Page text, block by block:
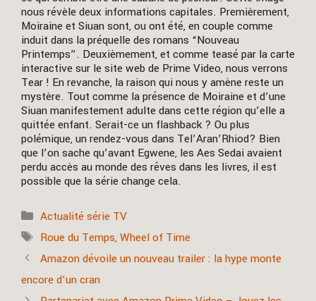
nous révèle deux informations capitales. Premièrement,
Moiraine et Siuan sont, ou ont été, en couple comme
induit dans la préquelle des romans “Nouveau
Printemps”. Deuxièmement, et comme teasé par la carte
interactive sur le site web de Prime Video, nous verrons
Tear ! En revanche, la raison qui nous y amène reste un
mystère. Tout comme la présence de Moiraine et d’une
Siuan manifestement adulte dans cette région qu’elle a
quittée enfant. Serait-ce un flashback ? Ou plus
polémique, un rendez-vous dans Tel’Aran’Rhiod? Bien
que l’on sache qu’avant Egwene, les Aes Sedai avaient
perdu accès au monde des rêves dans les livres, il est
possible que la série change cela.
Catégories
Actualité série TV
Étiquettes
Roue du Temps,Wheel of Time
Amazon dévoile un nouveau trailer : la hype monte
encore d’un cran